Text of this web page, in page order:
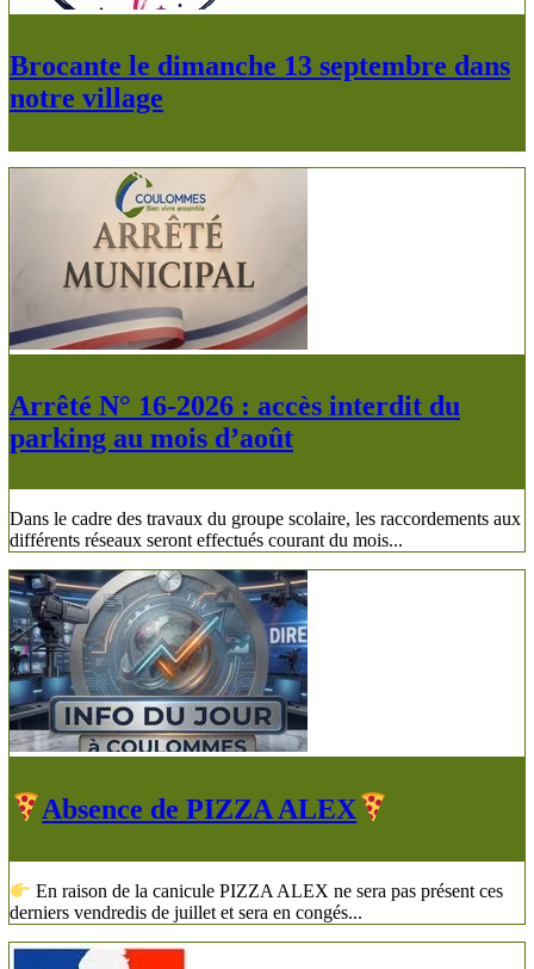
Brocante le dimanche 13 septembre dans
notre village
Arrêté N° 16-2026 : accès interdit du
parking au mois d’août
Dans le cadre des travaux du groupe scolaire, les raccordements aux
différents réseaux seront effectués courant du mois...
​Absence de PIZZA ALEX
En raison de la canicule PIZZA ALEX ne sera pas présent ces
derniers vendredis de juillet et sera en congés...